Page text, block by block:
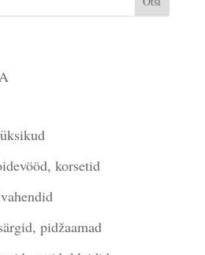
korsetid
pidžaamad